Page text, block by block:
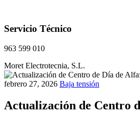
Servicio Técnico
963 599 010
Moret Electrotecnia, S.L.
febrero 27, 2026 Baja tensión
Actualización de Centro